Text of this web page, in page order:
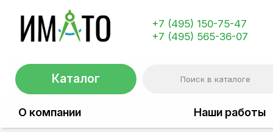
+7 (495) 150-75-47
+7 (495) 565-36-07
Каталог
О компании Наши работы